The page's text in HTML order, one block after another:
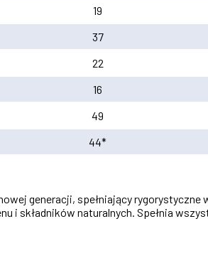
19
37
22
16
49
44*
generacji, spełniający
i składników naturalnych. Spełnia